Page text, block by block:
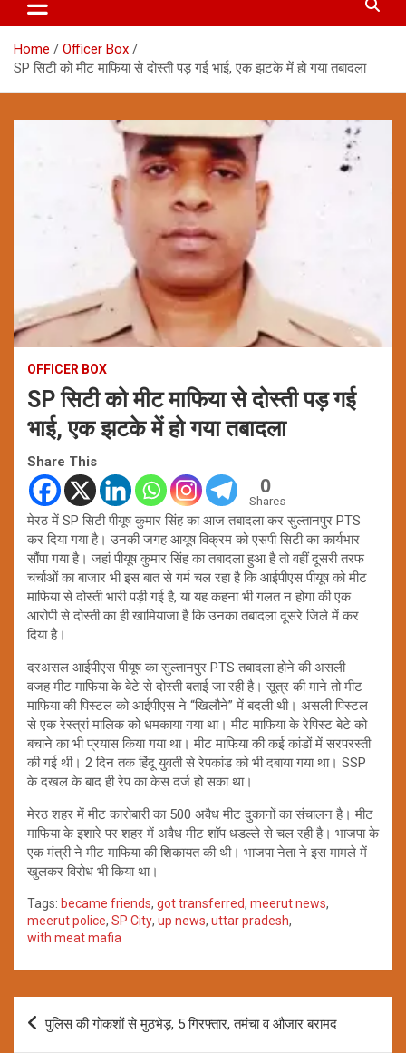
Home
Officer Box
SP सिटी को मीट माफिया से दोस्ती पड़ गई भाई, एक झटके में हो गया तबादला
OFFICER BOX
SP सिटी को मीट माफिया से दोस्ती पड़ गई
भाई, एक झटके में हो गया तबादला
Share This
0
Shares
मेरठ में SP सिटी पीयूष कुमार सिंह का आज तबादला कर सुल्तानपुर PTS
कर दिया गया है। उनकी जगह आयूष विक्रम को एसपी सिटी का कार्यभार
सौंपा गया है। जहां पीयूष कुमार सिंह का तबादला हुआ है तो वहीं दूसरी तरफ
चर्चाओं का बाजार भी इस बात से गर्म चल रहा है कि आईपीएस पीयूष को मीट
माफिया से दोस्ती भारी पड़ी गई है, या यह कहना भी गलत न होगा की एक
आरोपी से दोस्ती का ही खामियाजा है कि उनका तबादला दूसरे जिले में कर
दिया है।
दरअसल आईपीएस पीयूष का सुल्तानपुर PTS तबादला होने की असली
वजह मीट माफिया के बेटे से दोस्ती बताई जा रही है। सूत्र की माने तो मीट
माफिया की पिस्टल को आईपीएस ने “खिलौने” में बदली थी। असली पिस्टल
से एक रेस्त्रां मालिक को धमकाया गया था। मीट माफिया के रेपिस्ट बेटे को
बचाने का भी प्रयास किया गया था। मीट माफिया की कई कांडों में सरपरस्ती
की गई थी। 2 दिन तक हिंदू युवती से रेपकांड को भी दबाया गया था। SSP
के दखल के बाद ही रेप का केस दर्ज हो सका था।
मेरठ शहर में मीट कारोबारी का 500 अवैध मीट दुकानों का संचालन है। मीट
माफिया के इशारे पर शहर में अवैध मीट शॉप धडल्ले से चल रही है। भाजपा के
एक मंत्री ने मीट माफिया की शिकायत की थी। भाजपा नेता ने इस मामले में
खुलकर विरोध भी किया था।
Tags: became friends, got transferred, meerut news,
meerut police, SP City, up news, uttar pradesh,
with meat mafia
Post
navigation
पुलिस की गोकशों से मुठभेड़, 5 गिरफ्तार, तमंचा व औजार बरामद